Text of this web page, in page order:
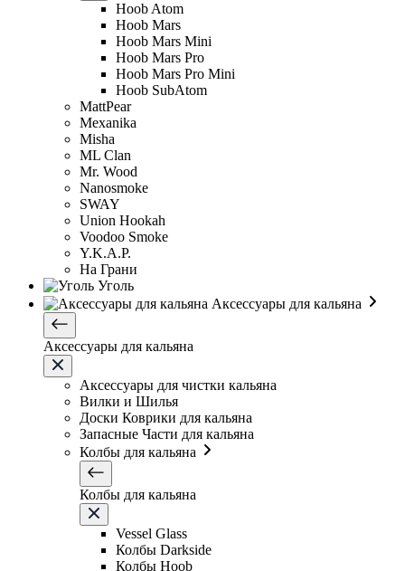
Hoob Atom
Hoob Mars
Hoob Mars Mini
Hoob Mars Pro
Hoob Mars Pro Mini
Hoob SubAtom
MattPear
Mexanika
Misha
ML Clan
Mr. Wood
Nanosmoke
SWAY
Union Hookah
Voodoo Smoke
Y.K.A.P.
На Грани
Уголь
Аксессуары для кальяна
Аксессуары для кальяна
Аксессуары для чистки кальяна
Вилки и Шилья
Доски Коврики для кальяна
Запасные Части для кальяна
Колбы для кальяна
Колбы для кальяна
Vessel Glass
Колбы Darkside
Колбы Hoob